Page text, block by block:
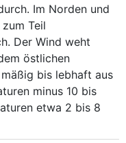
Im Norden und
Teil
Der Wind weht
östlichen
bis lebhaft aus
minus 10 bis
etwa 2 bis 8